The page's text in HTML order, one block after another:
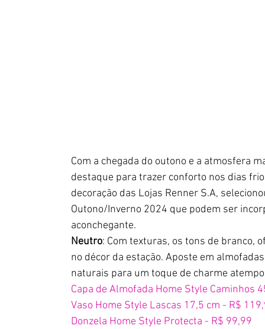
Com a chegada do outono e a atmosfera
destaque para trazer conforto nos dias
decoração das Lojas Renner S.A,
Outono/Inverno 2024 que podem ser
aconchegante.
Neutro: Com texturas, os tons de branco,
no décor da estação. Aposte em
naturais para um toque de charme
Capa de Almofada Home Style Caminhos
Vaso Home Style Lascas 17,5 cm - R$
Donzela Home Style Protecta - R$ 99,99